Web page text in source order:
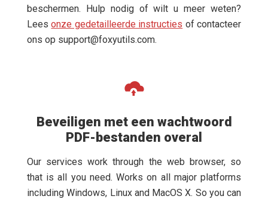
beschermen. Hulp nodig of wilt u meer weten?
Leesonze gedetailleerde instructies of contacteer
ons op support@foxyutils.com.
Beveiligen met een wachtwoord
PDF-bestanden overal
Our services work through the web browser, so
that is all you need. Works on all major platforms
including Windows, Linux and MacOS X. So you can